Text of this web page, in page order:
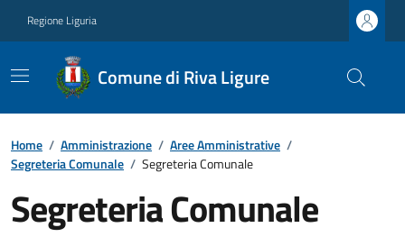
Regione Liguria
Comune di Riva Ligure
Home / Amministrazione / Aree Amministrative /
Segreteria Comunale / Segreteria Comunale
Segreteria Comunale